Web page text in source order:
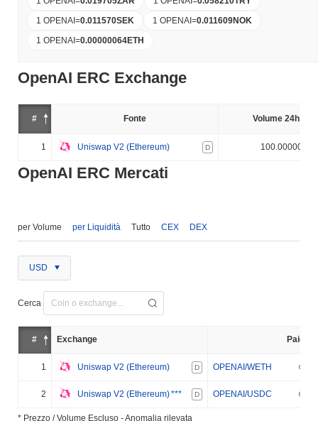
1 OPENAI=0.011570SEK 1 OPENAI=0.011609NOK
1 OPENAI=0.00000064ETH
OpenAI ERC Exchange
# Fonte Volume 24h (%)
1 Uniswap V2 (Ethereum) D 100.000000%
OpenAI ERC Mercati
per Volume per Liquidità Tutto CEX DEX
USD
Cerca
# Exchange Paio
1 Uniswap V2 (Ethereum) D OPENAI/WETH
2 Uniswap V2 (Ethereum)*** D OPENAI/USDC
* Prezzo / Volume Escluso - Anomalia rilevata